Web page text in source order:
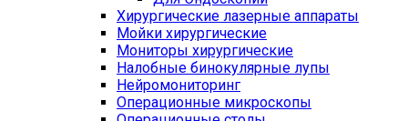
Хирургические лазерные аппараты
Мойки хирургические
Мониторы хирургические
Налобные бинокулярные лупы
Нейромониторинг
Операционные микроскопы